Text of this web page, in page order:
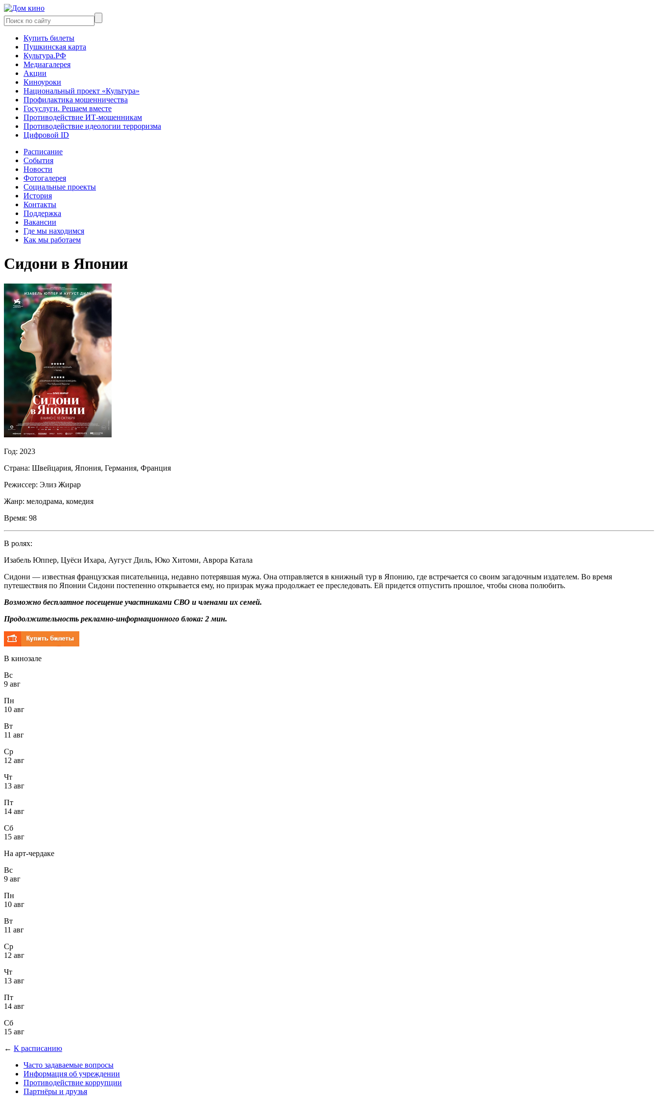
Купить билеты
Пушкинская карта
Культура.РФ
Медиагалерея
Акции
Киноуроки
Национальный проект «Культура»
Профилактика мошенничества
Госуслуги. Решаем вместе
Противодействие ИТ-мошенникам
Противодействие идеологии терроризма
Цифровой ID
Расписание
События
Новости
Фотогалерея
Социальные проекты
История
Контакты
Поддержка
Вакансии
Где мы находимся
Как мы работаем
Сидони в Японии
Год: 2023
Страна: Швейцария, Япония, Германия, Франция
Режиссер: Элиз Жирар
Жанр: мелодрама, комедия
Время: 98
В ролях:
Изабель Юппер, Цуёси Ихара, Аугуст Диль, Юко Хитоми, Аврора Катала
Сидони — известная французская писательница, недавно потерявшая мужа. Она отправляется в книжный тур в Японию, где встречается со своим загадочным издателем. Во время
путешествия по Японии Сидони постепенно открывается ему, но призрак мужа продолжает ее преследовать. Ей придется отпустить прошлое, чтобы снова полюбить.
Возможно бесплатное посещение участниками СВО и членами их семей.
Продолжительность рекламно-информационного блока: 2 мин.
В кинозале
Вс
9 авг
Пн
10 авг
Вт
11 авг
Ср
12 авг
Чт
13 авг
Пт
14 авг
Сб
15 авг
На арт-чердаке
Вс
9 авг
Пн
10 авг
Вт
11 авг
Ср
12 авг
Чт
13 авг
Пт
14 авг
Сб
15 авг
← К расписанию
Часто задаваемые вопросы
Информация об учреждении
Противодействие коррупции
Партнёры и друзья